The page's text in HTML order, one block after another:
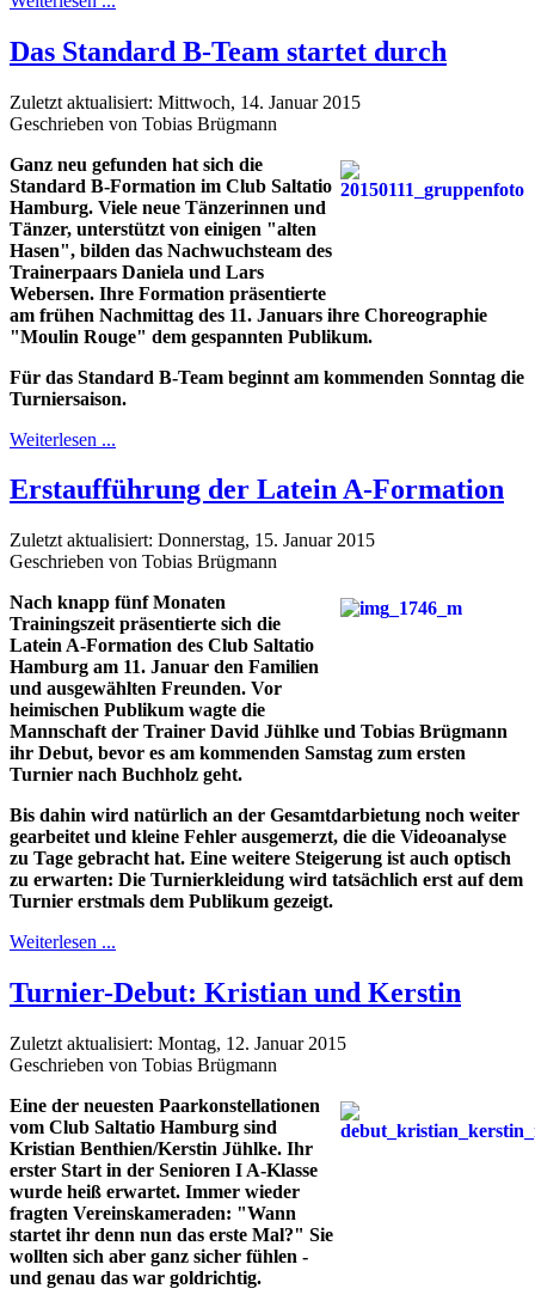
Das Standard B-Team startet durch
Zuletzt aktualisiert: Mittwoch, 14. Januar 2015
Geschrieben von Tobias Brügmann
Ganz neu gefunden hat sich die
Standard B-Formation im Club Saltatio
Hamburg. Viele neue Tänzerinnen und
Tänzer, unterstützt von einigen "alten
Hasen", bilden das Nachwuchsteam des
Trainerpaars Daniela und Lars
Webersen. Ihre Formation präsentierte
am frühen Nachmittag des 11. Januars ihre Choreographie
"Moulin Rouge" dem gespannten Publikum.
Für das Standard B-Team beginnt am kommenden Sonntag die
Turniersaison.
Weiterlesen ...
Erstaufführung der Latein A-Formation
Zuletzt aktualisiert: Donnerstag, 15. Januar 2015
Geschrieben von Tobias Brügmann
Nach knapp fünf Monaten
Trainingszeit präsentierte sich die
Latein A-Formation des Club Saltatio
Hamburg am 11. Januar den Familien
und ausgewählten Freunden. Vor
heimischen Publikum wagte die
Mannschaft der Trainer David Jühlke und Tobias Brügmann
ihr Debut, bevor es am kommenden Samstag zum ersten
Turnier nach Buchholz geht.
Bis dahin wird natürlich an der Gesamtdarbietung noch weiter
gearbeitet und kleine Fehler ausgemerzt, die die Videoanalyse
zu Tage gebracht hat. Eine weitere Steigerung ist auch optisch
zu erwarten: Die Turnierkleidung wird tatsächlich erst auf dem
Turnier erstmals dem Publikum gezeigt.
Weiterlesen ...
Turnier-Debut: Kristian und Kerstin
Zuletzt aktualisiert: Montag, 12. Januar 2015
Geschrieben von Tobias Brügmann
Eine der neuesten Paarkonstellationen
vom Club Saltatio Hamburg sind
Kristian Benthien/Kerstin Jühlke. Ihr
erster Start in der Senioren I A-Klasse
wurde heiß erwartet. Immer wieder
fragten Vereinskameraden: "Wann
startet ihr denn nun das erste Mal?" Sie
wollten sich aber ganz sicher fühlen -
und genau das war goldrichtig.